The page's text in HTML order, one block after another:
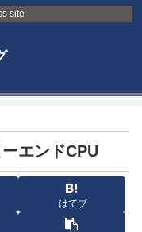
site
エンドCPU
はてブ